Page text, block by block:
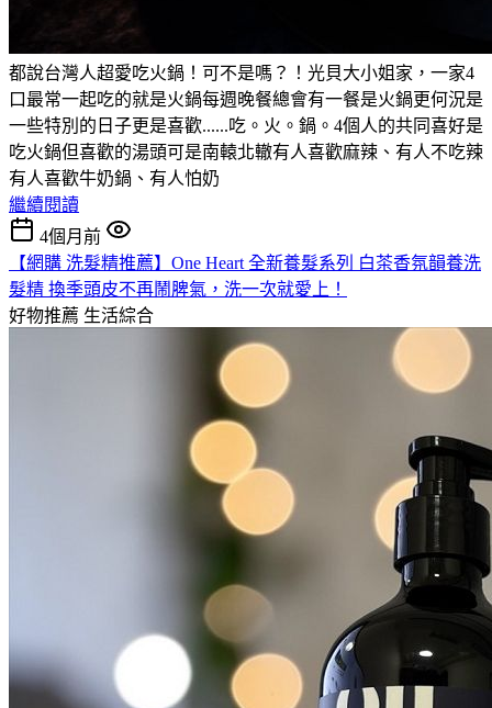
都說台灣人超愛吃火鍋！可不是嗎？！光貝大小姐家，一家4
口最常一起吃的就是火鍋每週晚餐總會有一餐是火鍋更何況是
一些特別的日子更是喜歡......吃。火。鍋。4個人的共同喜好是
吃火鍋但喜歡的湯頭可是南轅北轍有人喜歡麻辣、有人不吃辣
有人喜歡牛奶鍋、有人怕奶
繼續閱讀
4個月前
【網購 洗髮精推薦】One Heart 全新養髮系列 白茶香氛韻養洗
髮精 換季頭皮不再鬧脾氣，洗一次就愛上！
好物推薦 生活綜合